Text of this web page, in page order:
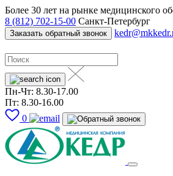
Более 30 лет на рынке медицинского
8 (812) 702-15-00 Санкт-Петербург
Заказать обратный звонок
Пн-Чт: 8.30-17.00
Пт: 8.30-16.00
0